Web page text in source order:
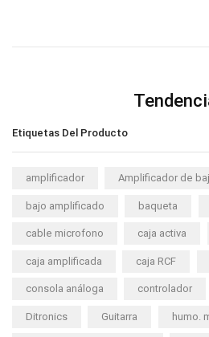
Etiquetas Del Producto
amplificador Amplificador de
bajo amplificado baqueta
cable microfono caja activa
caja amplificada caja RCF
consola análoga controlador
Ditronics Guitarra humo.